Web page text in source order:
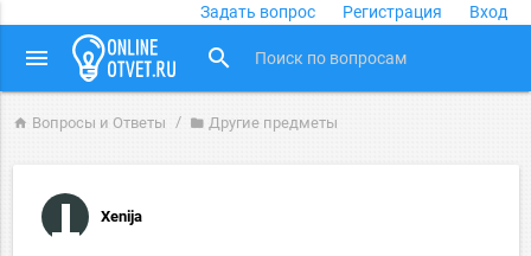
Задать вопрос Регистрация Вход
menu search
home Вопросы и Ответы folder Другие предметы
Xenija